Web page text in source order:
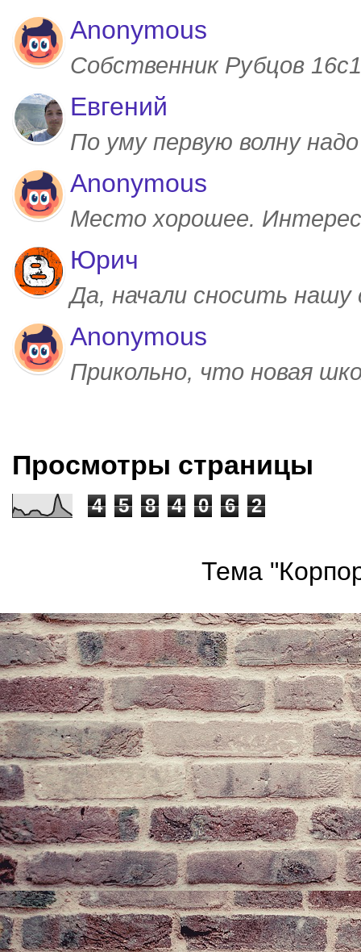
Anonymous
Собственник Рубцов
Евгений
По уму первую волну
Anonymous
Место хорошее.
Юрич
Да, начали сносить
Anonymous
Прикольно, что новая
Просмотры страницы
4 5 8 4 0 6 2
Тема